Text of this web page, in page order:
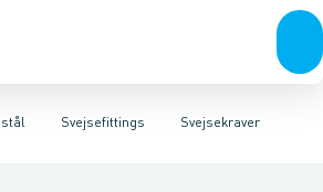
stål
Sort stålGalvaniseret stålPlastIndustri
Svejsefittings
svejsefittingsLevnedsmiddel fittings
Svejsekraver
Koncentriske reduktioner